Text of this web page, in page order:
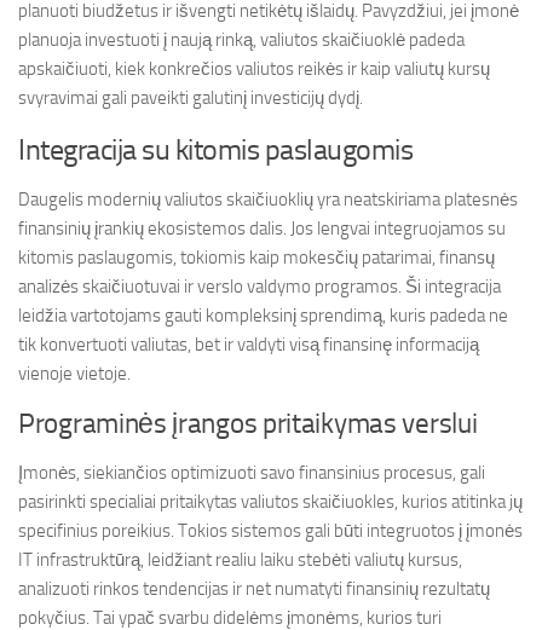
planuoti biudžetus ir išvengti netikėtų išlaidų. Pavyzdžiui, jei įmonė
planuoja investuoti į naują rinką, valiutos skaičiuoklė padeda
apskaičiuoti, kiek konkrečios valiutos reikės ir kaip valiutų kursų
svyravimai gali paveikti galutinį investicijų dydį.
Integracija su kitomis paslaugomis
Daugelis modernių valiutos skaičiuoklių yra neatskiriama platesnės
finansinių įrankių ekosistemos dalis. Jos lengvai integruojamos su
kitomis paslaugomis, tokiomis kaip mokesčių patarimai, finansų
analizės skaičiuotuvai ir verslo valdymo programos. Ši integracija
leidžia vartotojams gauti kompleksinį sprendimą, kuris padeda ne
tik konvertuoti valiutas, bet ir valdyti visą finansinę informaciją
vienoje vietoje.
Programinės įrangos pritaikymas verslui
Įmonės, siekiančios optimizuoti savo finansinius procesus, gali
pasirinkti specialiai pritaikytas valiutos skaičiuokles, kurios atitinka jų
specifinius poreikius. Tokios sistemos gali būti integruotos į įmonės
IT infrastruktūrą, leidžiant realiu laiku stebėti valiutų kursus,
analizuoti rinkos tendencijas ir net numatyti finansinių rezultatų
pokyčius. Tai ypač svarbu didelėms įmonėms, kurios turi